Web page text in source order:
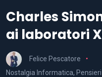
Charles
ai laboratori
Felice Pescatore
Nostalgia Informatica,